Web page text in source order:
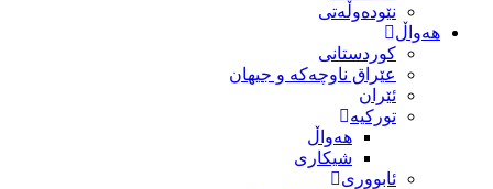
نێودەوڵەتی
هەواڵ
کوردستانی
عێراق ناوچەکە و جیهان
ئێران
تورکیە
هەواڵ
شیکاری
ئابووری